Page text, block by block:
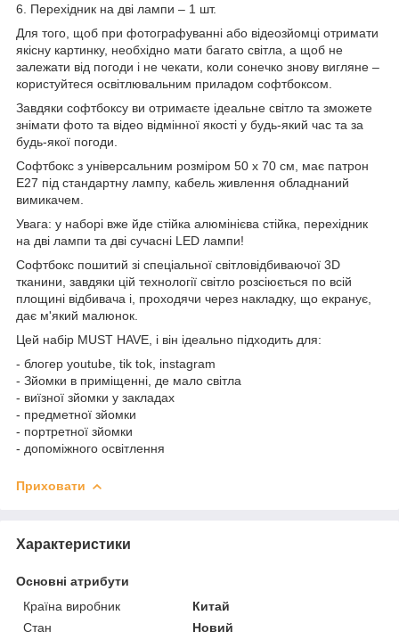
6. Перехідник на дві лампи – 1 шт.
Для того, щоб при фотографуванні або відеозйомці отримати
якісну картинку, необхідно мати багато світла, а щоб не
залежати від погоди і не чекати, коли сонечко знову вигляне –
користуйтеся освітлювальним приладом софтбоксом.
Завдяки софтбоксу ви отримаєте ідеальне світло та зможете
знімати фото та відео відмінної якості у будь-який час та за
будь-якої погоди.
Софтбокс з універсальним розміром 50 х 70 см, має патрон
Е27 під стандартну лампу, кабель живлення обладнаний
вимикачем.
Увага: у наборі вже йде стійка алюмінієва стійка, перехідник
на дві лампи та дві сучасні LED лампи!
Софтбокс пошитий зі спеціальної світловідбиваючої 3D
тканини, завдяки цій технології світло розсіюється по всій
площині відбивача і, проходячи через накладку, що екранує,
дає м'який малюнок.
Цей набір MUST HAVE, і він ідеально підходить для:
- блогер youtube, tik tok, instagram
- Зйомки в приміщенні, де мало світла
- виїзної зйомки у закладах
- предметної зйомки
- портретної зйомки
- допоміжного освітлення
Приховати
Характеристики
Основні атрибути
Країна виробник
Китай
Стан
Новий